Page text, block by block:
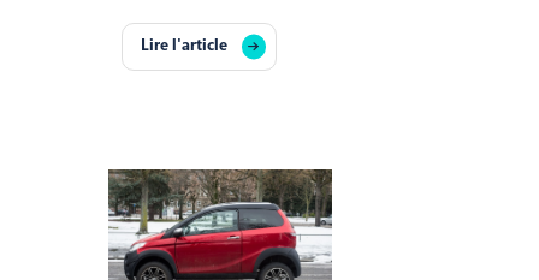
Lire l'article